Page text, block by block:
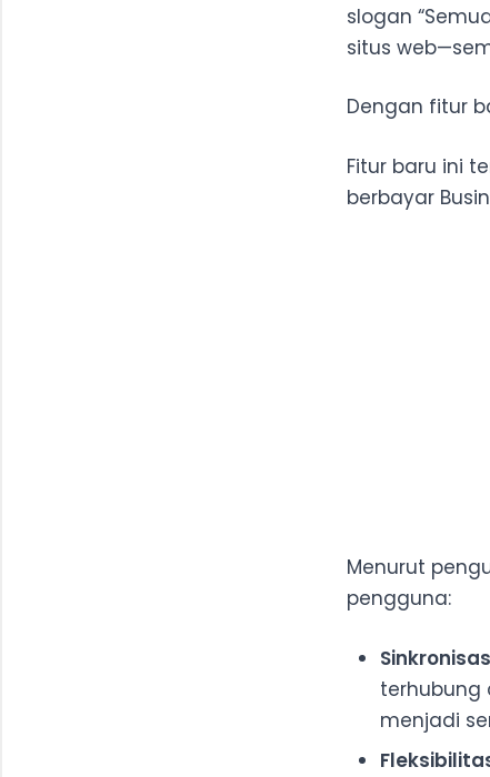
slogan
situs
Dengan fitur
Fitur baru ini
berbayar
Menurut
pengguna:
terhubung
menjadi